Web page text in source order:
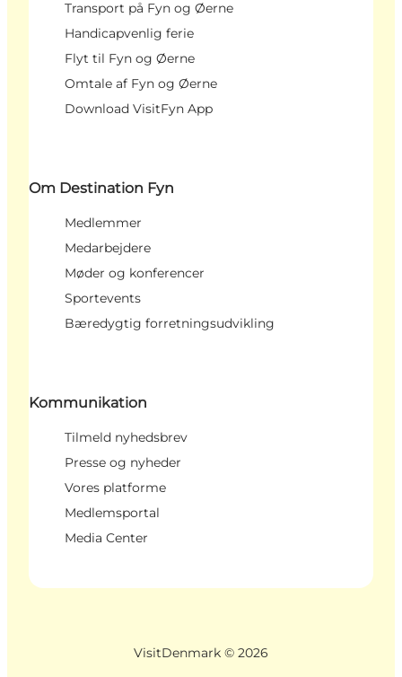
Transport på Fyn og Øerne
Handicapvenlig ferie
Flyt til Fyn og Øerne
Omtale af Fyn og Øerne
Download VisitFyn App
Om Destination Fyn
Medlemmer
Medarbejdere
Møder og konferencer
Sportevents
Bæredygtig forretningsudvikling
Kommunikation
Tilmeld nyhedsbrev
Presse og nyheder
Vores platforme
Medlemsportal
Media Center
VisitDenmark © 2026